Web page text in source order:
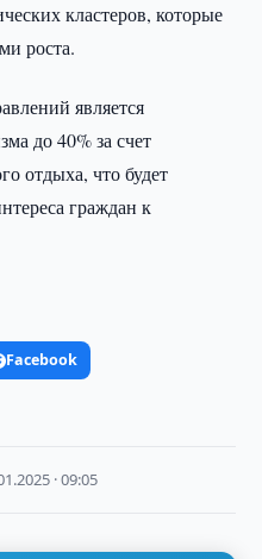
кластеров, которые
роста.
является
до 40% за счет
отдыха, что будет
граждан к
Facebook
· 09:05